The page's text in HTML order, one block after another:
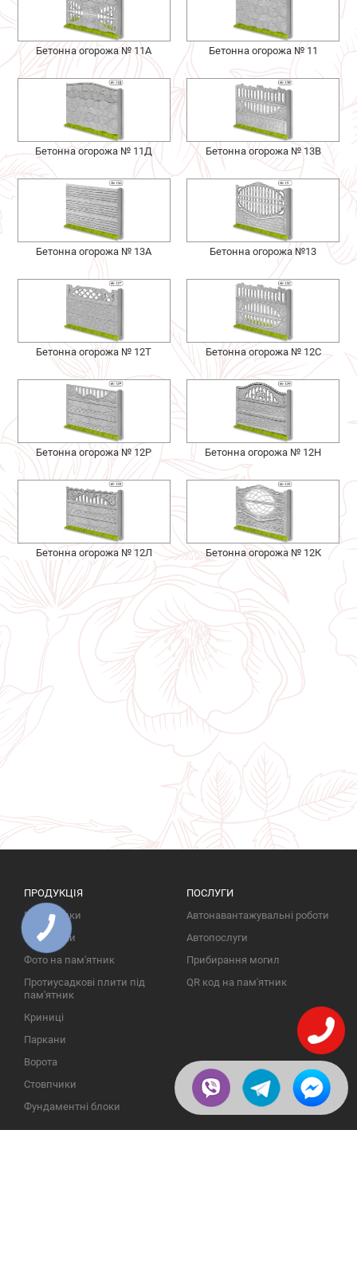
Бетонна огорожа № 11А Бетонна огорожа № 11
Бетонна огорожа № 11Д Бетонна огорожа № 13В
Бетонна огорожа № 13А Бетонна огорожа №13
Бетонна огорожа № 12Т Бетонна огорожа № 12С
Бетонна огорожа № 12Р Бетонна огорожа № 12Н
Бетонна огорожа № 12Л Бетонна огорожа № 12К
ПРОДУКЦІЯ
Пам'ятники
Надгробки
Фото на пам'ятник
Протиусадкові плити під
пам'ятник
Криниці
Паркани
Ворота
Стовпчики
Фундаментні блоки
ПОСЛУГИ
Автонавантажувальні роботи
Автопослуги
Прибирання могил
QR код на пам'ятник